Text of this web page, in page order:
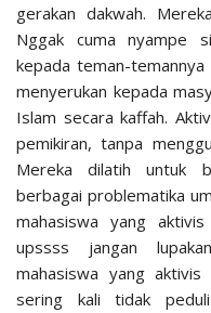
gerakan dakwah.
Nggak cuma nyampe
kepada teman-
menyerukan kepada
Islam secara kaffah.
pemikiran, tanpa
Mereka dilatih untuk
berbagai problematika
mahasiswa yang
upssss jangan
mahasiswa yang
sering kali tidak